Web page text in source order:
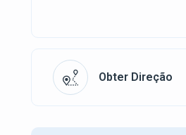
Obter Direção